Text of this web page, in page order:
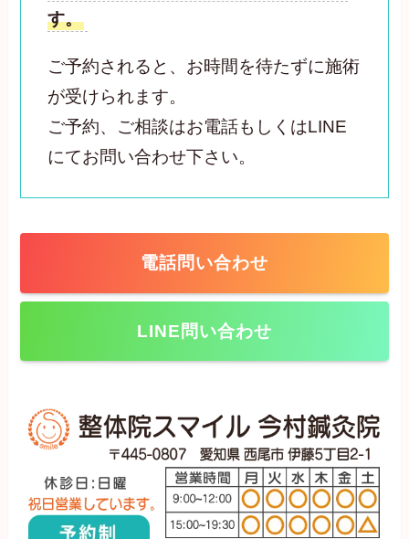
す。
ご予約されると、お時間を待たずに施術
が受けられます。
ご予約、ご相談はお電話もしくはLINE
にてお問い合わせ下さい。
電話問い合わせ
LINE問い合わせ